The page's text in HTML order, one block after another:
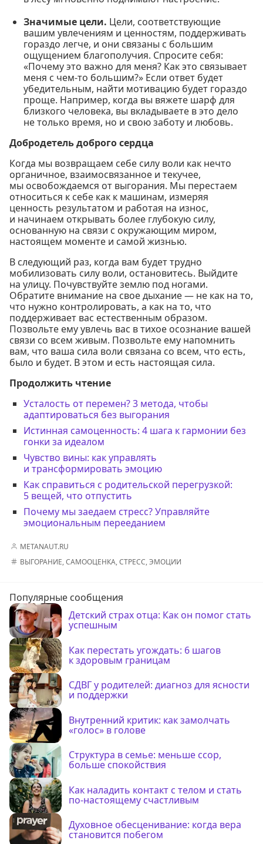
Значимые цели. Цели, соответствующие
вашим увлечениям и ценностям, поддерживать
гораздо легче, и они связаны с большим
ощущением благополучия. Спросите себя:
«Почему это важно для меня? Как это связывает
меня с чем-то большим?» Если ответ будет
убедительным, найти мотивацию будет гораздо
проще. Например, когда вы вяжете шарф для
близкого человека, вы вкладываете в это дело
не только время, но и свою заботу и любовь.
Добродетель доброго сердца
Когда мы возвращаем себе силу воли как нечто
органичное, взаимосвязанное и текучее,
мы освобождаемся от выгорания. Мы перестаем
относиться к себе как к машинам, измеряя
ценность результатом и работая на износ,
и начинаем открывать более глубокую силу,
основанную на связи с окружающим миром,
настоящем моменте и самой жизнью.
В следующий раз, когда вам будет трудно
мобилизовать силу воли, остановитесь. Выйдите
на улицу. Почувствуйте землю под ногами.
Обратите внимание на свое дыхание — не как на то,
что нужно контролировать, а как на то, что
поддерживает вас естественным образом.
Позвольте ему увлечь вас в тихое осознание вашей
связи со всем живым. Позвольте ему напомнить
вам, что ваша сила воли связана со всем, что есть,
было и будет. В этом и есть настоящая сила.
Продолжить чтение
Усталость от перемен? 3 метода, чтобы
адаптироваться без выгорания
Истинная самоценность: 4 шага к гармонии без
гонки за идеалом
Чувство вины: как управлять
и трансформировать эмоцию
Как справиться с родительской перегрузкой:
5 вещей, что отпустить
Почему мы заедаем стресс? Управляйте
эмоциональным перееданием
METANAUT.RU
ВЫГОРАНИЕ,САМООЦЕНКА,СТРЕСС,ЭМОЦИИ
Популярные сообщения
Детский страх отца: Как он помог стать
успешным
Как перестать угождать: 6 шагов
к здоровым границам
СДВГ у родителей: диагноз для ясности
и поддержки
Внутренний критик: как замолчать
«голос» в голове
Структура в семье: меньше ссор,
больше спокойствия
Как наладить контакт с телом и стать
по-настоящему счастливым
Духовное обесценивание: когда вера
становится побегом